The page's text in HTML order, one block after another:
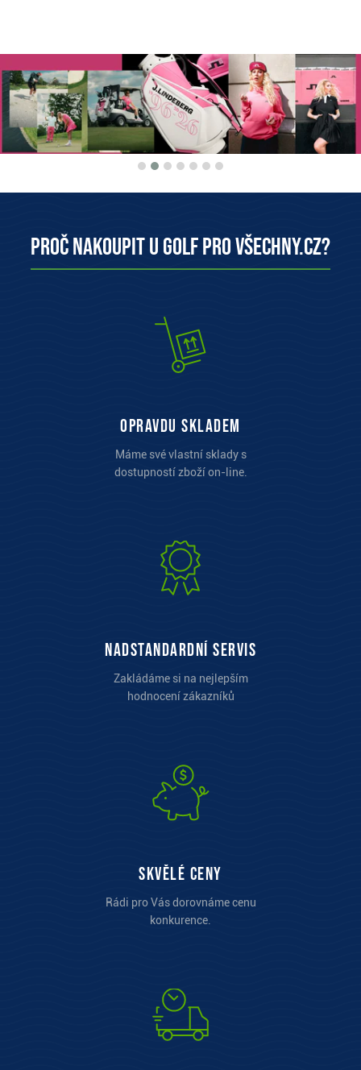
Proč nakoupit u Golf pro všechny.cz?
opravdu skladem
Máme své vlastní sklady s
dostupností zboží on-line.
Nadstandardní servis
Zakládáme si na nejlepším
hodnocení zákazníků
Skvělé ceny
Rádi pro Vás dorovnáme cenu
konkurence.